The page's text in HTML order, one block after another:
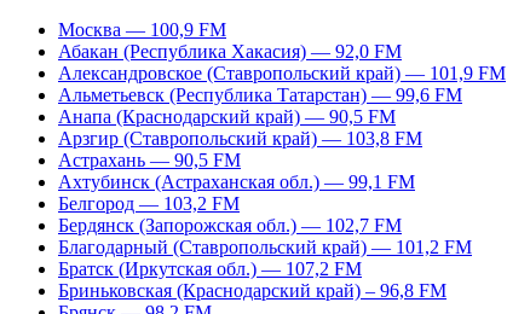
Москва — 100,9 FM
Абакан (Республика Хакасия) — 92,0 FM
Александровское (Ставропольский край) — 101,9 FM
Альметьевск (Республика Татарстан) — 99,6 FM
Анапа (Краснодарский край) — 90,5 FM
Арзгир (Ставропольский край) — 103,8 FM
Астрахань — 90,5 FM
Ахтубинск (Астраханская обл.) — 99,1 FM
Белгород — 103,2 FM
Бердянск (Запорожская обл.) — 102,7 FM
Благодарный (Ставропольский край) — 101,2 FM
Братск (Иркутская обл.) — 107,2 FM
Бриньковская (Краснодарский край) – 96,8 FM